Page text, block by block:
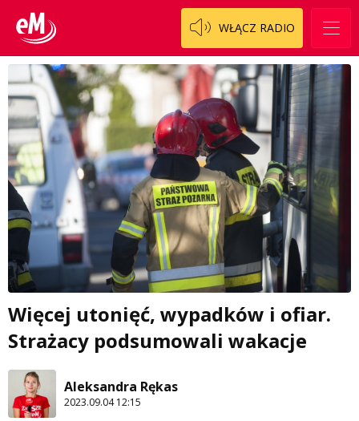
WŁĄCZ RADIO
Więcej utonięć, wypadków i ofiar.
Strażacy podsumowali wakacje
Aleksandra Rękas
2023.09.04 12:15